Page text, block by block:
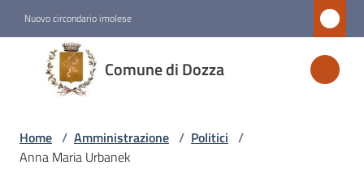
Nuovo circondario imolese
Comune di Dozza
Comune
di
Dozza
Home / Amministrazione / Politici /
Anna Maria Urbanek